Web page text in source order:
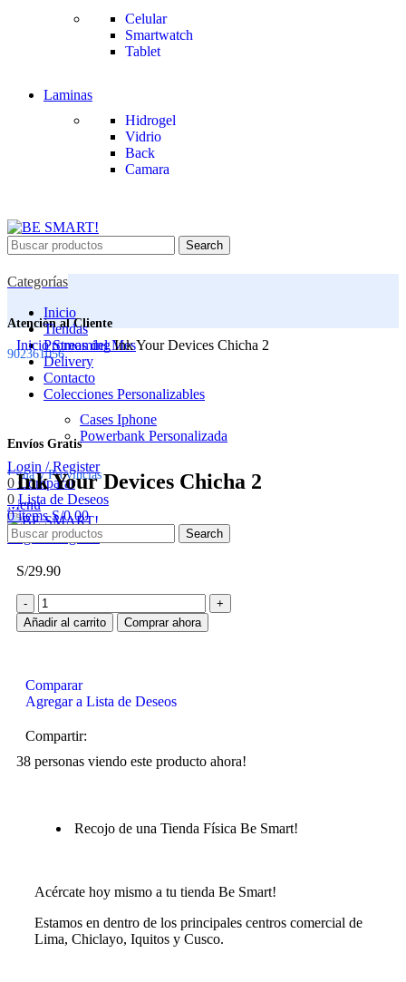
Celular
Smartwatch
Tablet
Laminas
Hidrogel
Vidrio
Back
Camara
Search
Atención al Cliente
902361056
Envíos Gratis
Lima y Provincias
Menu
Login / Register
Categorías
Inicio
Tiendas
Promos del Mes
Delivery
Contacto
Colecciones Personalizables
Cases Iphone
Powerbank Personalizada
Login / Register
0 Comparar
0 Lista de Deseos
0items S/0.00
Search
InicioStreamingInk Your Devices Chicha 2
Click to enlarge
Ink Your Devices Chicha 2
S/29.90
Añadir al carrito Comprar ahora
Comparar
Agregar a Lista de Deseos
Compartir:
38 personas viendo este producto ahora!
Recojo de una Tienda Física Be Smart!
Acércate hoy mismo a tu tienda Be Smart!
Estamos en dentro de los principales centros comercial de
Lima, Chiclayo, Iquitos y Cusco.